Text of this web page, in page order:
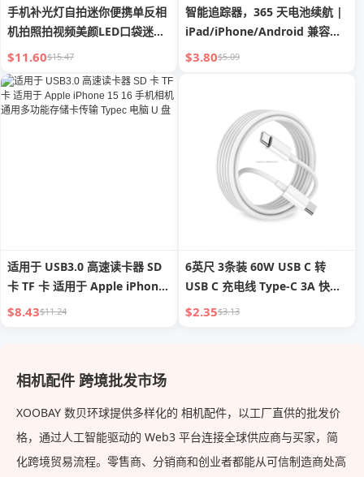
手机补光灯自拍迷你便携单反相
机拍照拍视频美颜LED口袋迷你
补光灯手持拍摄豆腐RGB补光灯
便携小摄影灯
$11.60$15.47
智能追踪器，365 天电池续航 |
iPad/iPhone/Android 兼容，
遥控相机和防丢失报警设备，用
$3.80$5.09
适用于 USB3.0 高速读卡器 SD
卡 TF 卡 适用于 Apple iPhone
15 16 手机相机 通用多功能存储
$8.43$11.24
6英尺 3条装 60W USB C 转
USB C 充电线 Type-C 3A 快充
智能线，适用于 Android IOS
$2.35$3.13
相机配件 跨境批发市场
XOOBAY 数贝环球提供多样化的 相机配件，以工厂直供的批发价
格，通过人工智能驱动的 Web3 平台连接全球供应商与买家，简
化跨境贸易流程。零售商、分销商和创业者都能从可信制造商处高